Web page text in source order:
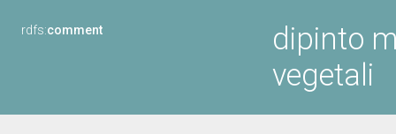
rdfs:comment
dipinto
vegetali